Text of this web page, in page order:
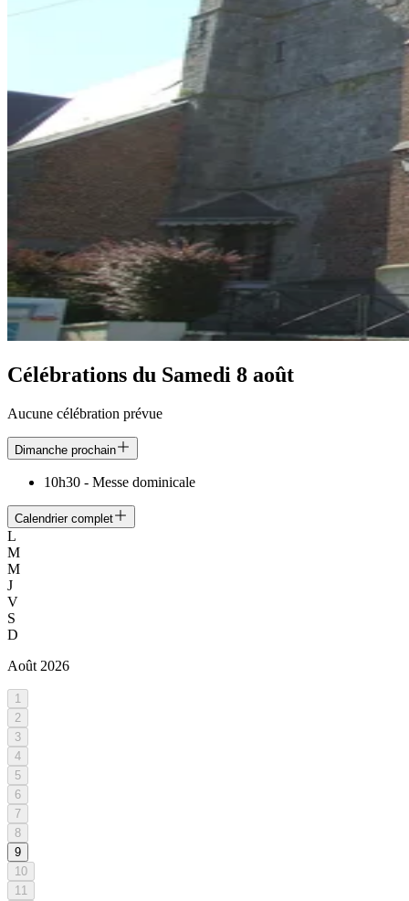
Célébrations du Samedi 8 août
Aucune célébration prévue
Dimanche prochain
10h30 - Messe dominicale
Calendrier complet
L
M
M
J
V
S
D
Août 2026
1
2
3
4
5
6
7
8
9
10
11